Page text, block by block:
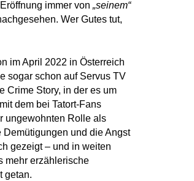
immer von „seinem“
Wer Gutes tut,
im April 2022 in Österreich
sogar schon auf Servus TV
Crime Story, in der es um
dem bei Tatort-Fans
ungewohnten Rolle als
Demütigungen und die Angst
gezeigt – und in weiten
mehr erzählerische
getan.